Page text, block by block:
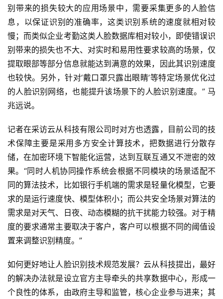
别带来的损失较大的应用场景中，需要采集更多的人脸信
息，以保证识别的准确率，这类识别系统的速度就相对较
慢；而类似企业考勤这类人脸数据库相对较小，即使错误识
别带来的损失也不大、对实时和易用性要求较高的场景，仅
提取眼部等部分信息就能达到满意的效果，因此其识别速度
也较快。另外，针对‘戴口罩只露出眼睛’等特定场景优化过
的人脸识别网络，也能提升该场景下的人脸识别速度。” 马
兆远说。
记者在采访云从科技有限公司时对方也透露，目前公司的技
术保障主要是采用多方安全计算技术，把数据进行分散存
储，在加密环境下智能化运营，达到互联互通又不泄密的效
果。“同时人机协同操作系统会根据不同模块的场景适配不
同的算法技术，比如银行手机端的需求是轻量化模型，它要
求的是运行速度快、模型体积小；而公共安全场景对算法的
需求是对天气、日夜、动态模糊的抗干扰能力较强。对于精
度的要求通常主要取决于客户，客户可以根据不同的阈值设
置来调整识别精度。”
如何更好地让人脸识别技术规范发展？云从科技提出，最好
的解决办法就是设立官方主导牵头的共享数据中心，形成一
个良性的体系，由政府主导和监管，核心企业参与进来；其